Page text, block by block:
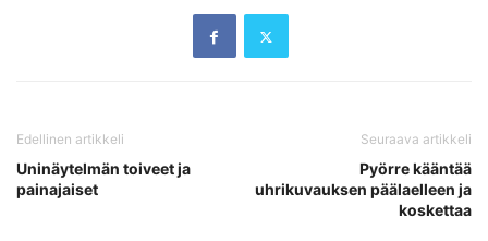
Edellinen artikkeli
Uninäytelmän toiveet ja
painajaiset
Seuraava artikkeli
Pyörre kääntää
uhrikuvauksen päälaelleen ja
koskettaa